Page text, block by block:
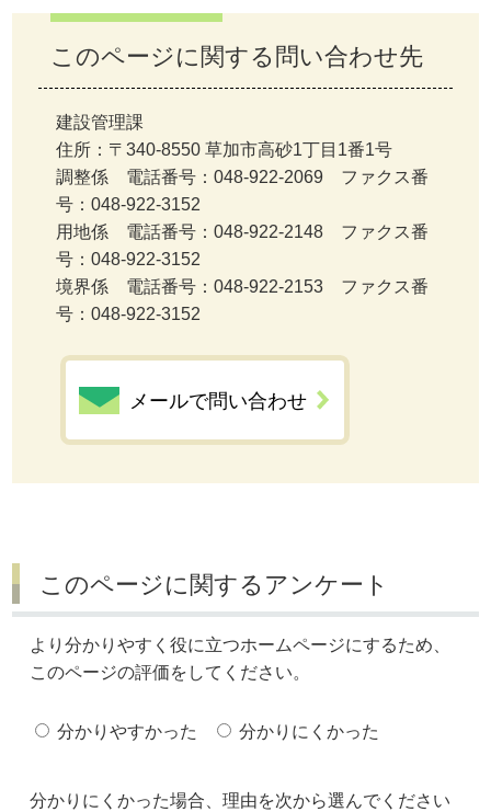
このページに関する問い合わせ先
建設管理課
住所：〒340-8550 草加市高砂1丁目1番1号
調整係 電話番号：048-922-2069 ファクス番
号：048-922-3152
用地係 電話番号：048-922-2148 ファクス番
号：048-922-3152
境界係 電話番号：048-922-2153 ファクス番
号：048-922-3152
メールで問い合わせ
このページに関するアンケート
より分かりやすく役に立つホームページにするため、
このページの評価をしてください。
分かりやすかった 分かりにくかった
分かりにくかった場合、理由を次から選んでください